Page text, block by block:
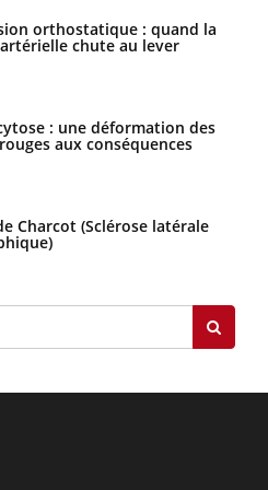
orthostatique : quand la
chute au lever
: une déformation des
aux conséquences
Charcot (Sclérose latérale